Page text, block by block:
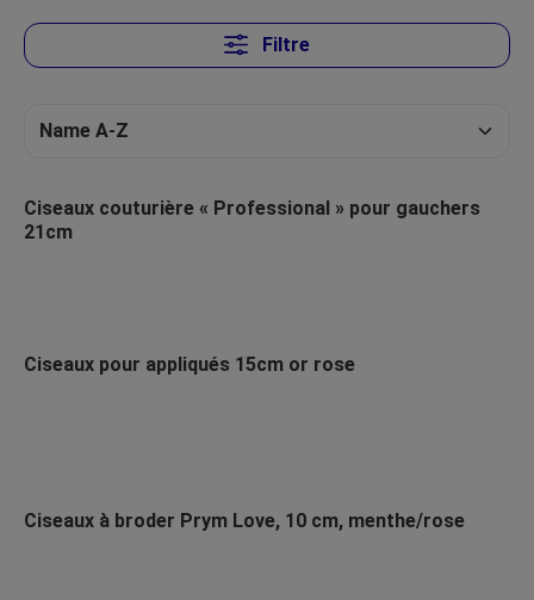
Filtre
Ciseaux couturière « Professional » pour gauchers
21cm
Ciseaux pour appliqués 15cm or rose
Ciseaux à broder Prym Love, 10 cm, menthe/rose